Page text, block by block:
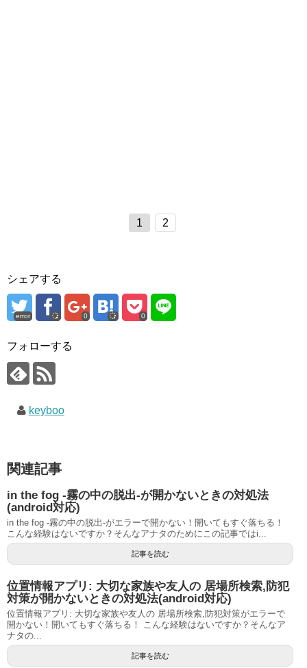
1 2
シェアする
error 0 0
フォローする
keyboo
関連記事
in the fog -霧の中の脱出-が開かないときの対処法
(android対応)
in the fog -霧の中の脱出-がエラーで開かない！開いてもすぐ落ちる！
こんな経験はないですか？そんなアナタのためにこの記事ではi...
記事を読む
位置情報アプリ: 大切な家族や友人の 居場所検索,防犯
対策が開かないときの対処法(android対応)
位置情報アプリ: 大切な家族や友人の 居場所検索,防犯対策がエラーで
開かない！開いてもすぐ落ちる！ こんな経験はないですか？そんなア
ナタの...
記事を読む